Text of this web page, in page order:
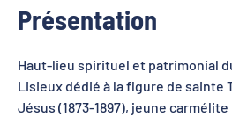
Présentation
Haut-lieu spirituel et patrimonial
Lisieux dédié à la figure de sainte
Jésus (1873-1897), jeune